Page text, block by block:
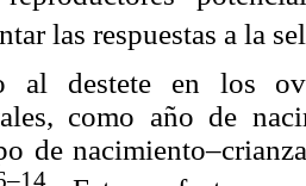
las respuestas a la
al destete en los
como año de
de